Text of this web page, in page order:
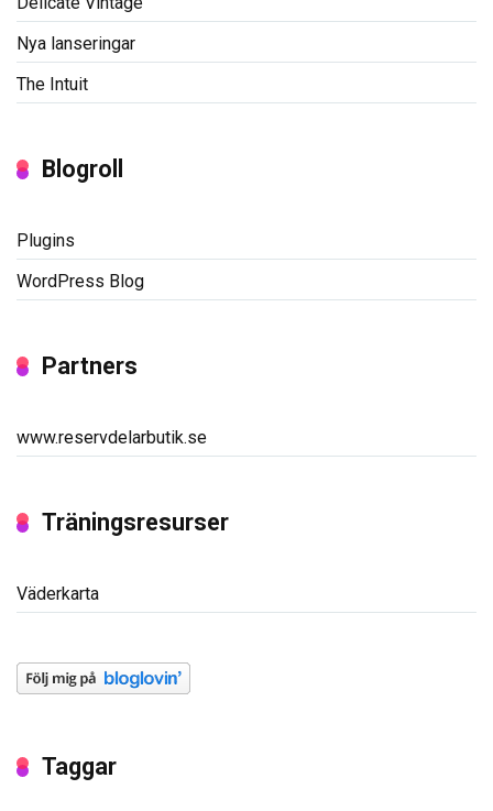
Nya lanseringar
The Intuit
Blogroll
Plugins
WordPress Blog
Partners
www.reservdelarbutik.se
Träningsresurser
Väderkarta
Taggar